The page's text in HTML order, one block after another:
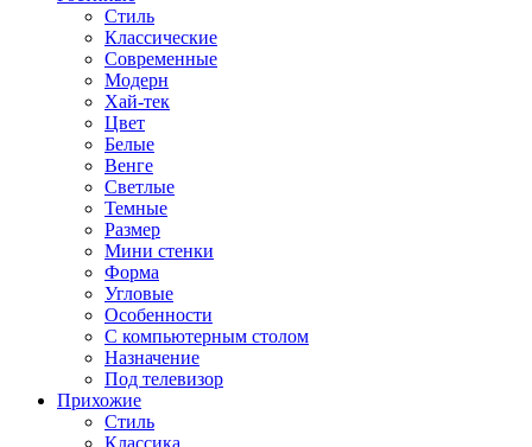
Стиль
Классические
Современные
Модерн
Хай-тек
Цвет
Белые
Венге
Светлые
Темные
Размер
Мини стенки
Форма
Угловые
Особенности
С компьютерным столом
Назначение
Под телевизор
Прихожие
Стиль
Классика